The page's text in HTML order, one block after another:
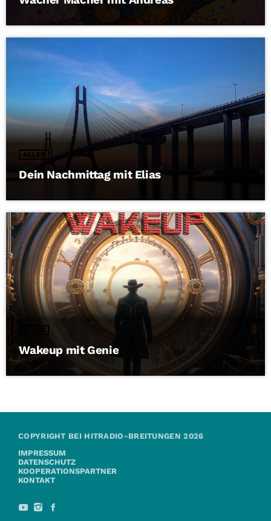
ALLES
Dein Nachmittag mit Elias
Wakeup mit Genie
COPYRIGHT BEI HITRADIO-BREITUNGEN 2026
IMPRESSUM
DATENSCHUTZ
KOOPERATIONSPARTNER
KONTAKT